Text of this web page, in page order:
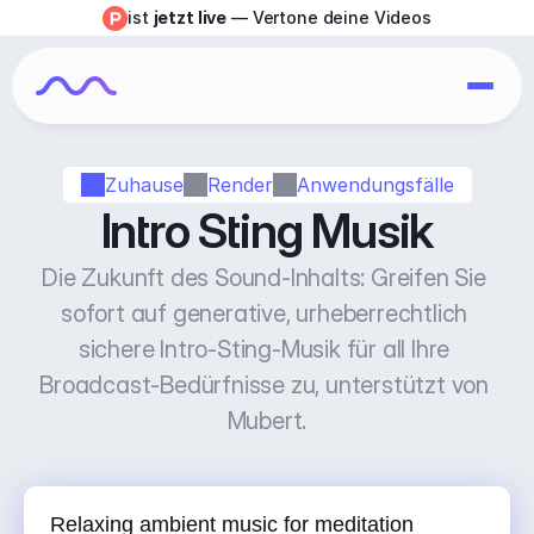
Zuhause Render Anwendungsfälle
Intro Sting Musik
Die Zukunft des Sound-Inhalts: Greifen Sie
sofort auf generative, urheberrechtlich
sichere Intro-Sting-Musik für all Ihre
Broadcast-Bedürfnisse zu, unterstützt von
Mubert.
ist jetzt live — Vertone deine Videos